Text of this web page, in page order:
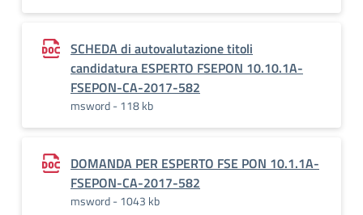
SCHEDA di autovalutazione titoli
candidatura ESPERTO FSEPON 10.10.1A-
FSEPON-CA-2017-582
msword - 118 kb
DOMANDA PER ESPERTO FSE PON 10.1.1A-
FSEPON-CA-2017-582
msword - 1043 kb